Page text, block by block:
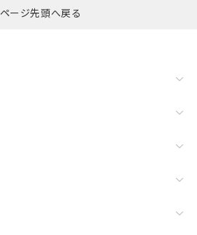
ページ先頭へ戻る